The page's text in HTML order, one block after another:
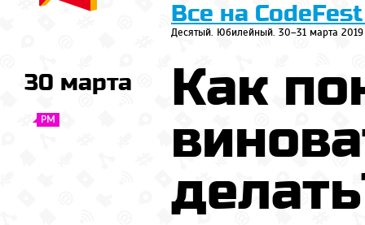
Все на
Десятый. Юбилейный. 30–31 марта 2019
30 марта
PM
Как